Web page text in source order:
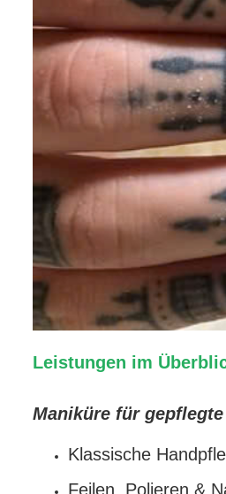
Leistungen im
Maniküre für gepflegte
Klassische
Feilen, Polieren &